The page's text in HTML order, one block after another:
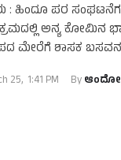
: ಹಿಂದೂ ಪರ
ಅನ್ಯ ಕೋಮಿನ
ಮೇರೆಗೆ ಶಾಸಕ
25, 1:41 PM By